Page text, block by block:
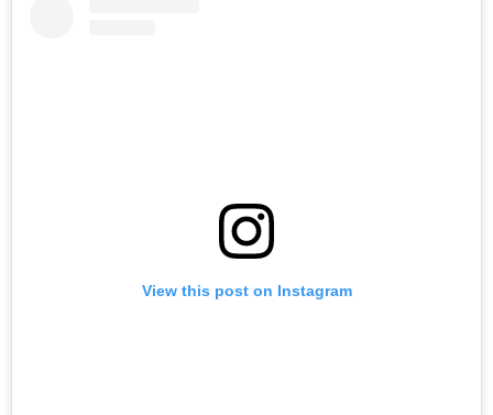
View this post on Instagram